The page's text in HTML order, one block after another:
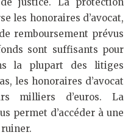
les honoraires d’avocat,
remboursement prévus
sont suffisants pour
la plupart des litiges
les honoraires d’avocat
milliers d’euros. La
permet d’accéder à une